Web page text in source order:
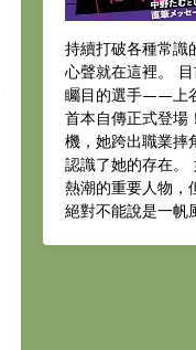
持續打破各種常識
心聲就在這裡。
矚目的選手——上
首本自傳正式登場
機，她跨出職業摔
認識了她的存在。
熱潮的重要人物，
絕對不能說是一帆